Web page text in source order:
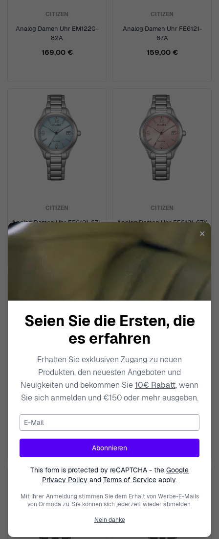
CITIZEN
Analog Damen Uhr EM1220-
82A
169,00 €
CITIZEN
Analog Damen Uhr FE6121-
67A
159,00 €
CITIZEN
Analog Damen Uhr FE6121-67L
CITIZEN
Analog Damen Uhr FE6121-67X
05E
249,00 €
13L
249,00 €
✕
Seien Sie die Ersten, die
es erfahren
Erhalten Sie exklusiven Zugang zu neuen
Produkten, den neuesten Angeboten und
Neuigkeiten und bekommen Sie10€ Rabatt, wenn
Sie sich anmelden und €150 oder mehr ausgeben.
E-Mail
Abonnieren
This form is protected by reCAPTCHA - the Google
Privacy Policy and Terms of Service apply.
Mit Ihrer Anmeldung stimmen Sie dem Erhalt von Werbe-E-Mails
von Ormoda zu. Sie können sich jederzeit wieder abmelden.
Nein danke